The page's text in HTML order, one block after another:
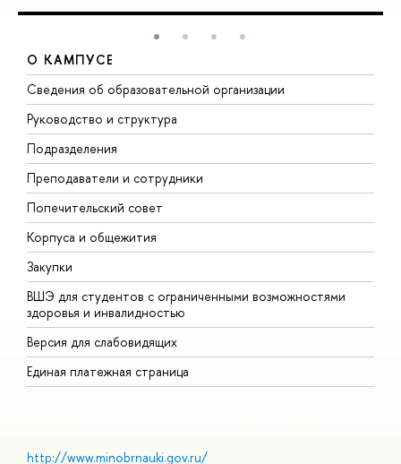
О КАМПУСЕ
Сведения об образовательной организации
Руководство и структура
Подразделения
Преподаватели и сотрудники
Попечительский совет
Корпуса и общежития
Закупки
ВШЭ для студентов с ограниченными возможностями
здоровья и инвалидностью
Версия для слабовидящих
Единая платежная страница
http://www.minobrnauki.gov.ru/